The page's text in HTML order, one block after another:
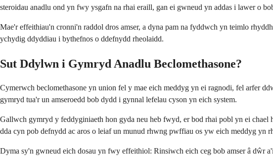
steroidau anadlu ond yn fwy ysgafn na rhai eraill, gan ei gwneud yn addas i lawer o
Mae'r effeithiau'n cronni'n raddol dros amser, a dyna pam na fyddwch yn teimlo
ychydig ddyddiau i bythefnos o ddefnydd rheolaidd.
Sut Ddylwn i Gymryd Anadlu Beclomethasone?
Cymerwch beclomethasone yn union fel y mae eich meddyg yn ei ragnodi, fel arfer
gymryd tua'r un amseroedd bob dydd i gynnal lefelau cyson yn eich system.
Gallwch gymryd y feddyginiaeth hon gyda neu heb fwyd, er bod rhai pobl yn ei
dda cyn pob defnydd ac aros o leiaf un munud rhwng pwffiau os yw eich meddyg yn
Dyma sy'n gwneud eich dosau yn fwy effeithiol: Rinsiwch eich ceg bob amser â dŵr